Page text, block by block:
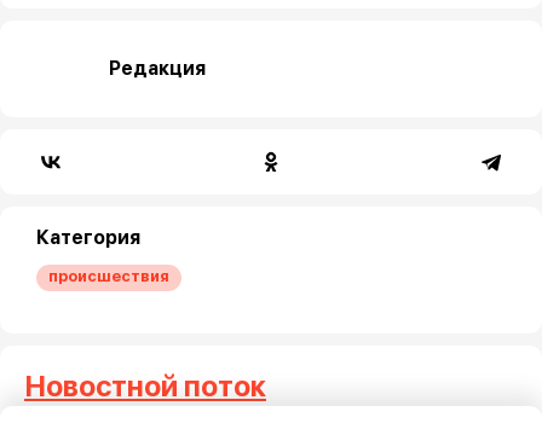
Редакция
Категория
происшествия
Новостной поток